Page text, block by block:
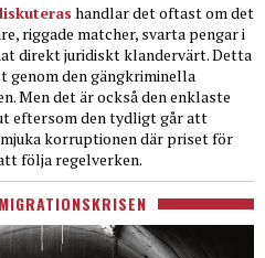
handlar det oftast om det
riggade matcher, svarta pengar i
direkt juridiskt klandervärt. Detta
genom den gängkriminella
Men det är också den enklaste
eftersom den tydligt går att
korruptionen där priset för
följa regelverken.